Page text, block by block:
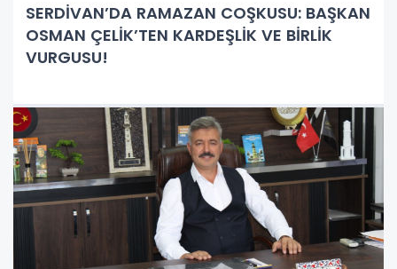
SERDİVAN’DA RAMAZAN COŞKUSU: BAŞKAN
OSMAN ÇELİK’TEN KARDEŞLİK VE BİRLİK
VURGUSU!